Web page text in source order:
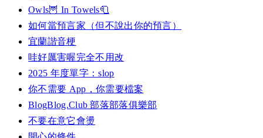
Owls🦉 In Towels🧻
如何當預言家（但不說出你的預言）
宜蘭諧音梗
哇好厲害喔完全不用改
2025 年度單字：slop
你不需要 App，你需要檔案
BlogBlog.Club 部落部落俱樂部
不要在意它會燙